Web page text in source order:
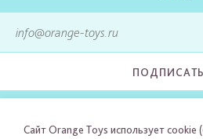
Сайт Orange Toys использует cookie